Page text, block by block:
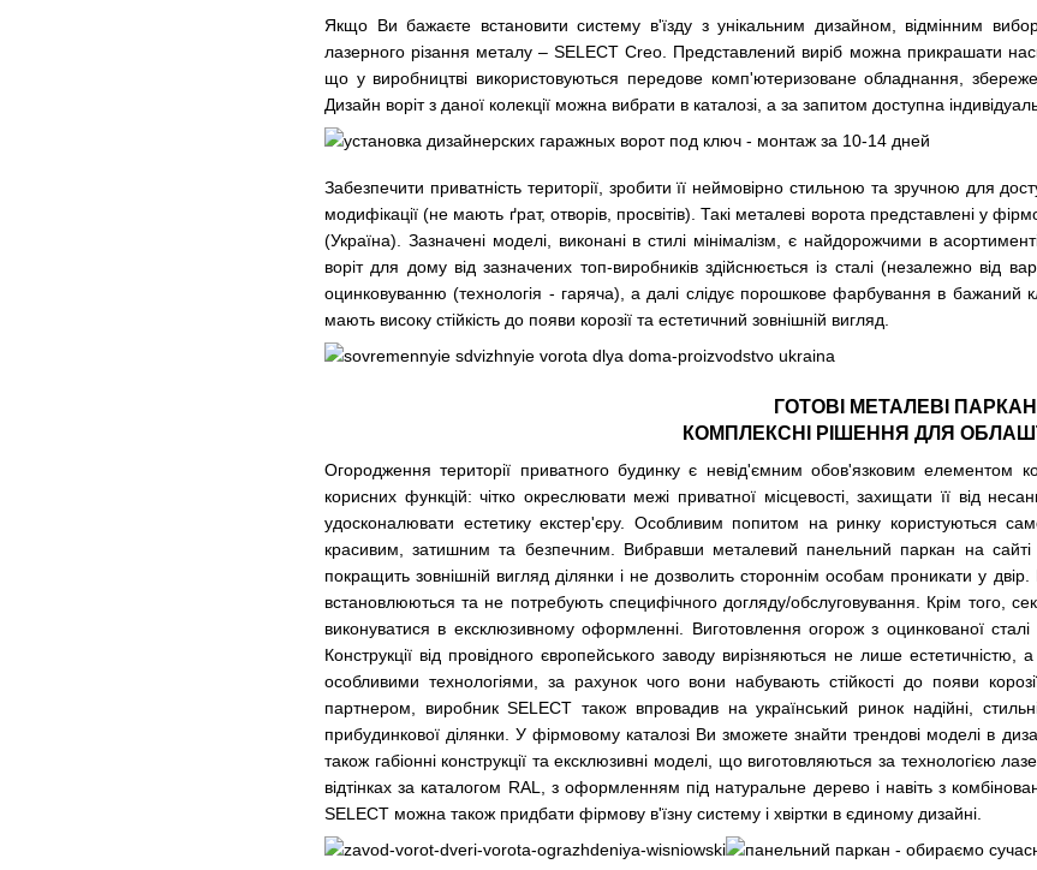
Якщо Ви бажаєте встановити систему в'їзду з унікальним дизайном, відмінним
лазерного різання металу – SELECT Creo. Представлений виріб можна прикрашати
що у виробництві використовуються передове комп'ютеризоване обладнання,
Дизайн воріт з даної колекції можна вибрати в каталозі, а за запитом доступна
Забезпечити приватність території, зробити її неймовірно стильною та зручною для
модифікації (не мають ґрат, отворів, просвітів). Такі металеві ворота представлені у
(Україна). Зазначені моделі, виконані в стилі мінімалізм, є найдорожчими в
воріт для дому від зазначених топ-виробників здійснюється із сталі (незалежно від
оцинковуванню (технологія - гаряча), а далі слідує порошкове фарбування в бажаний
мають високу стійкість до появи корозії та естетичний зовнішній вигляд.
ГОТОВІ МЕТАЛЕВІ
КОМПЛЕКСНІ РІШЕННЯ ДЛЯ
Огородження території приватного будинку є невід'ємним обов'язковим елементом
корисних функцій: чітко окреслювати межі приватної місцевості, захищати її від
удосконалювати естетику екстер'єру. Особливим попитом на ринку користуються
красивим, затишним та безпечним. Вибравши металевий панельний паркан на
покращить зовнішній вигляд ділянки і не дозволить стороннім особам проникати у
встановлюються та не потребують специфічного догляду/обслуговування. Крім того,
виконуватися в ексклюзивному оформленні. Виготовлення огорож з оцинкованої
Конструкції від провідного європейського заводу вирізняються не лише
особливими технологіями, за рахунок чого вони набувають стійкості до появи
партнером, виробник SELECT також впровадив на український ринок надійні,
прибудинкової ділянки. У фірмовому каталозі Ви зможете знайти трендові моделі в
також габіонні конструкції та ексклюзивні моделі, що виготовляються за технологією
відтінках за каталогом RAL, з оформленням під натуральне дерево і навіть з
SELECT можна також придбати фірмову в'їзну систему і хвіртки в єдиному дизайні.